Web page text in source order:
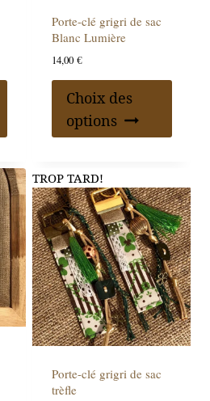
Porte-clé grigri de sac
Blanc Lumière
14,00 €
Choix des
options
TROP TARD!
Porte-clé grigri de sac
trèfle